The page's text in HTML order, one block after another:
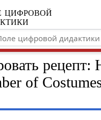
цифровой
рецепт:
of